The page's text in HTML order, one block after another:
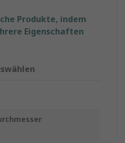
Produkte, indem
Eigenschaften